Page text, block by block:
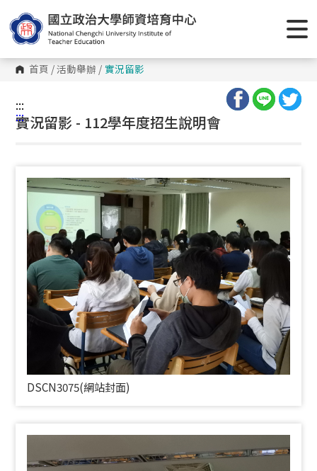
到
主
要
內
容
區 首頁 /活動舉辦 / 實況留影
:::
:::
實況留影 - 112學年度招生說明會
DSCN3075(網站封面)